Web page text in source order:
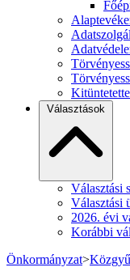
Választások
Választási
Választási
2026. évi
Korábbi
Önkormányzat>